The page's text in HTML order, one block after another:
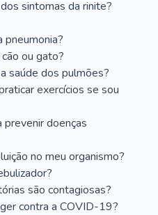
sintomas da rinite?
pneumonia?
ou gato?
saúde dos pulmões?
exercícios se sou
doenças
no meu organismo?
são contagiosas?
contra a COVID-19?